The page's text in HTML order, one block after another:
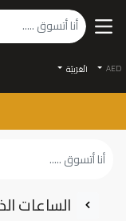
AED الْعَرَبيّة
الساعات